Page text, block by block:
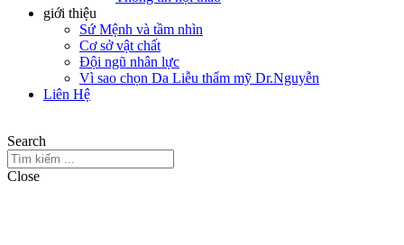
giới thiệu
Sứ Mệnh và tầm nhìn
Cơ sở vật chất
Đội ngũ nhân lực
Vì sao chọn Da Liễu thẩm mỹ Dr.Nguyễn
Liên Hệ
Search
Close